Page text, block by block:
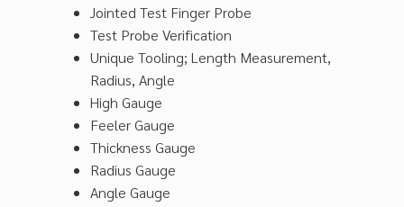
Jointed Test Finger Probe
Test Probe Verification
Unique Tooling; Length Measurement,
Radius, Angle
High Gauge
Feeler Gauge
Thickness Gauge
Radius Gauge
Angle Gauge